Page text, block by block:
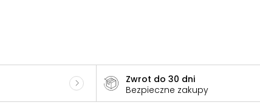
Zwrot do 30 dni
Bezpieczne zakupy